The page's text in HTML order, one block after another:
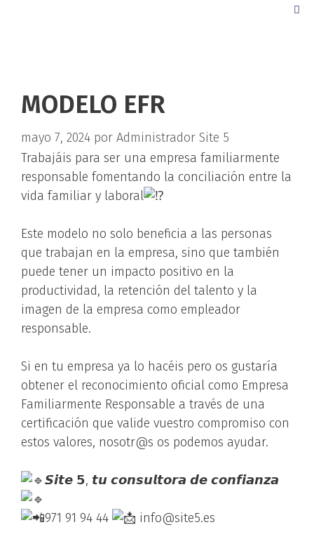
MODELO EFR
mayo 7, 2024 por Administrador Site 5
Trabajáis para ser una empresa familiarmente
responsable fomentando la conciliación entre la
vida familiar y laboral
Este modelo no solo beneficia a las personas
que trabajan en la empresa, sino que también
puede tener un impacto positivo en la
productividad, la retención del talento y la
imagen de la empresa como empleador
responsable.
Si en tu empresa ya lo hacéis pero os gustaría
obtener el reconocimiento oficial como Empresa
Familiarmente Responsable a través de una
certificación que valide vuestro compromiso con
estos valores, nosotr@s os podemos ayudar.
𝙎𝙞𝙩𝙚 𝟱, 𝙩𝙪 𝙘𝙤𝙣𝙨𝙪𝙡𝙩𝙤𝙧𝙖 𝙙𝙚 𝙘𝙤𝙣𝙛𝙞𝙖𝙣𝙯𝙖
971 91 94 44
info@site5.es